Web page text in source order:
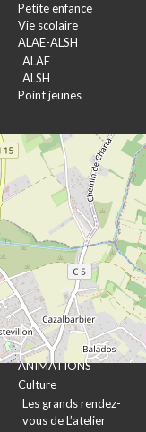
Petite enfance
Vie scolaire
ALAE-ALSH
ALAE
ALSH
Point jeunes
SOCIAL &
SOLIDARITÉ
Actions municipales
La commission
intergénérationnelle
Maison de retraite La
chartreuse
Les établissements
médico-sociaux
Projet Se Canto
CULTURE &
ANIMATIONS
Culture
Les grands rendez-
vous de L’atelier